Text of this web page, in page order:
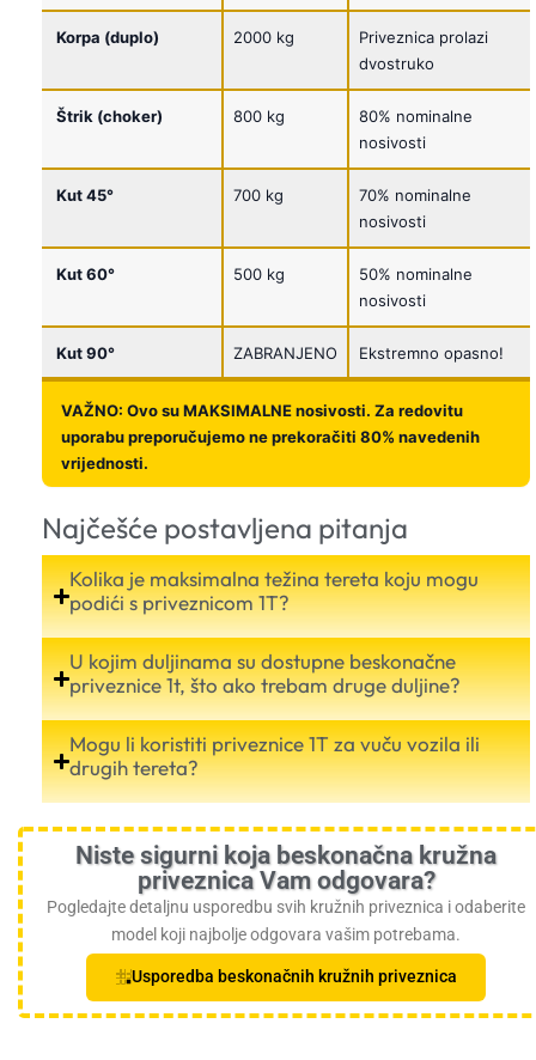
Korpa (duplo) 2000 kg
Priveznica prolazi
dvostruko
Štrik (choker) 800 kg
80% nominalne
nosivosti
Kut 45° 700 kg
70% nominalne
nosivosti
Kut 60° 500 kg
50% nominalne
nosivosti
Kut 90° ZABRANJENO Ekstremno opasno!
VAŽNO: Ovo su MAKSIMALNE nosivosti. Za redovitu
uporabu preporučujemo ne prekoračiti 80% navedenih
vrijednosti.
Najčešće postavljena pitanja
Kolika je maksimalna težina tereta koju mogu
podići s priveznicom 1T?
U kojim duljinama su dostupne beskonačne
priveznice 1t, što ako trebam druge duljine?
Mogu li koristiti priveznice 1T za vuču vozila ili
drugih tereta?
Niste sigurni koja beskonačna kružna
priveznica Vam odgovara?
Pogledajte detaljnu usporedbu svih kružnih priveznica i odaberite
model koji najbolje odgovara vašim potrebama.
Usporedba beskonačnih kružnih priveznica